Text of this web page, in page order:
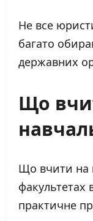
Не все
багато
державних
Що
Що вчити на
факультетах
практичне